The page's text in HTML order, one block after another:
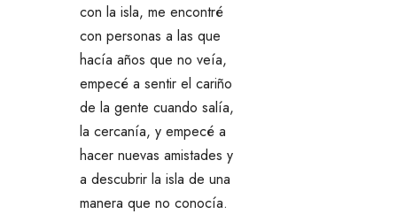
con la isla, me encontré
con personas a las que
hacía años que no veía,
empecé a sentir el cariño
de la gente cuando salía,
la cercanía, y empecé a
hacer nuevas amistades y
a descubrir la isla de una
manera que no conocía.